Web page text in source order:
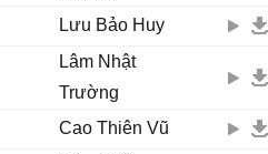
Lưu Bảo Huy
Lâm Nhật
Trường
Cao Thiên Vũ